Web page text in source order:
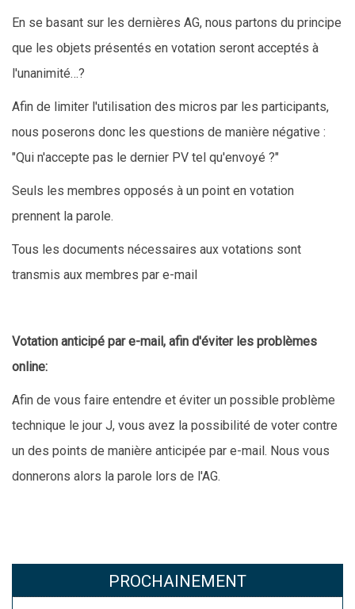
En se basant sur les dernières AG, nous partons du principe
que les objets présentés en votation seront acceptés à
l'unanimité…?
Afin de limiter l'utilisation des micros par les participants,
nous poserons donc les questions de manière négative :
"Qui n'accepte pas le dernier PV tel qu'envoyé ?"
Seuls les membres opposés à un point en votation
prennent la parole.
Tous les documents nécessaires aux votations sont
transmis aux membres par e-mail
Votation anticipé par e-mail, afin d'éviter les problèmes
online:
Afin de vous faire entendre et éviter un possible problème
technique le jour J, vous avez la possibilité de voter contre
un des points de manière anticipée par e-mail. Nous vous
donnerons alors la parole lors de l'AG.
PROCHAINEMENT